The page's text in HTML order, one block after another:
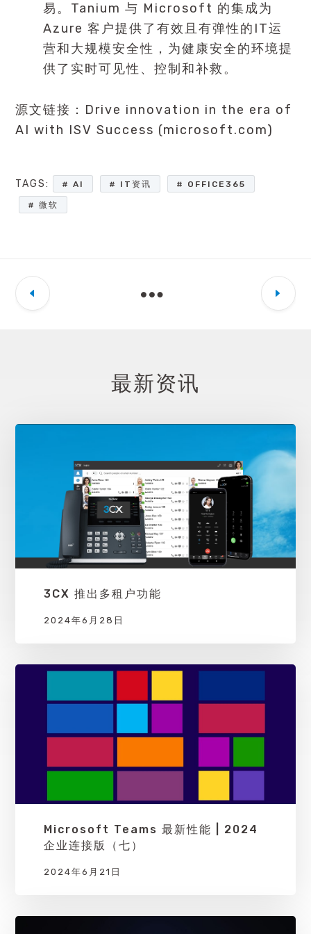
易。Tanium 与 Microsoft 的集成为
Azure 客户提供了有效且有弹性的IT运
营和大规模安全性，为健康安全的环境提
供了实时可见性、控制和补救。
源文链接： Drive innovation in the era of
AI with ISV Success (microsoft.com)
TAGS: AI IT资讯 OFFICE365
微软
最新资讯
3CX 推出多租户功能
2024年6月28日
Microsoft Teams 最新性能 | 2024
企业连接版（七）
2024年6月21日